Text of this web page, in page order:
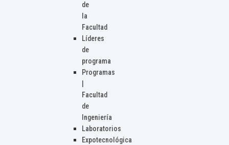
de
la
Facultad
Líderes
de
programa
Programas
Facultad
de
Ingeniería
Laboratorios
Expotecnológica